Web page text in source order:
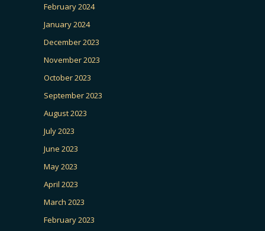
February 2024
January 2024
December 2023
November 2023
October 2023
September 2023
August 2023
July 2023
June 2023
May 2023
April 2023
March 2023
February 2023